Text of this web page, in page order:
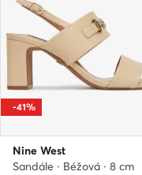
-41%
Nine West
Sandále · Béžová · 8 cm